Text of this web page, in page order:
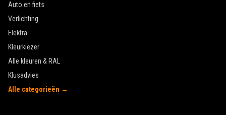
Auto en fiets
Verlichting
Elektra
Kleurkiezer
Alle kleuren & RAL
Klusadvies
Alle categorieën →